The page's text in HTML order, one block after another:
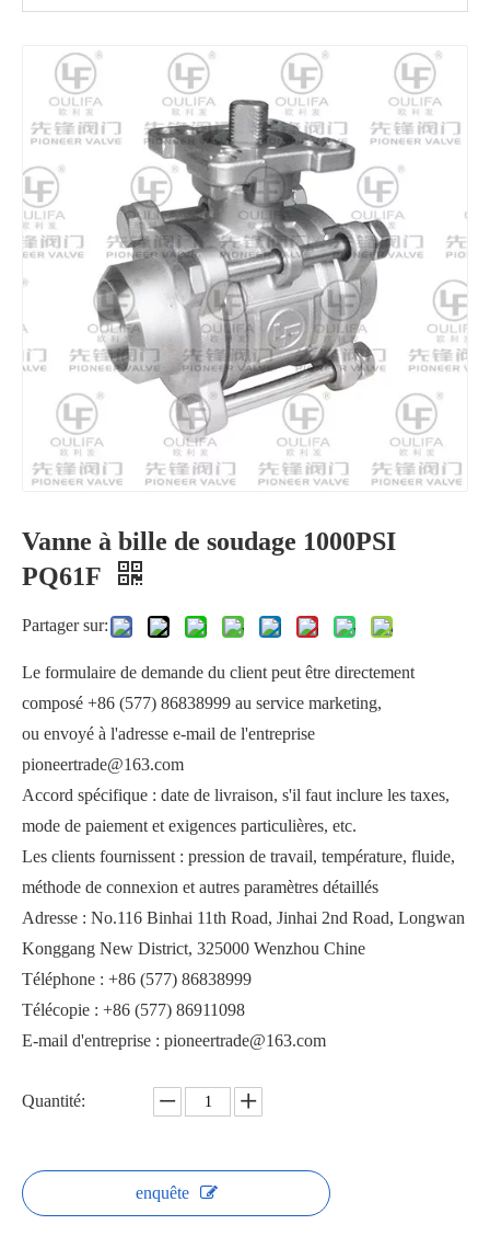
Vanne à boisseau sphérique ISO montage direct PQ11F Vanne à boisseau sphérique 3PC Q81F
Vanne à boisseau sphérique à souder 3PC Q361F-16
Vanne à bille filetée 2000PSI PQ11F-2000PSI
Vanne à bille de soudage 1000PSI
PQ61F
Partager sur:
Le formulaire de demande du client peut être directement
composé +86 (577) 86838999 au service marketing,
ou envoyé à l'adresse e-mail de l'entreprise
pioneertrade@163.com
Accord spécifique : date de livraison, s'il faut inclure les taxes,
mode de paiement et exigences particulières, etc.
Les clients fournissent : pression de travail, température, fluide,
méthode de connexion et autres paramètres détaillés
Adresse : No.116 Binhai 11th Road, Jinhai 2nd Road, Longwan
Konggang New District, 325000 Wenzhou Chine
Téléphone : +86 (577) 86838999
Télécopie : +86 (577) 86911098
E-mail d'entreprise : pioneertrade@163.com
Quantité:
enquête